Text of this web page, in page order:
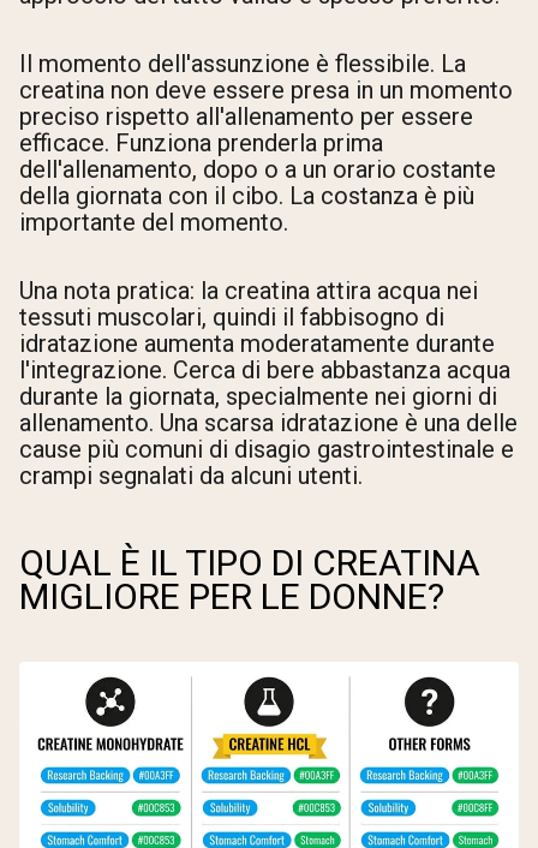
Il momento dell'assunzione è flessibile. La
creatina non deve essere presa in un momento
preciso rispetto all'allenamento per essere
efficace. Funziona prenderla prima
dell'allenamento, dopo o a un orario costante
della giornata con il cibo. La costanza è più
importante del momento.
Una nota pratica: la creatina attira acqua nei
tessuti muscolari, quindi il fabbisogno di
idratazione aumenta moderatamente durante
l'integrazione. Cerca di bere abbastanza acqua
durante la giornata, specialmente nei giorni di
allenamento. Una scarsa idratazione è una delle
cause più comuni di disagio gastrointestinale e
crampi segnalati da alcuni utenti.
QUAL È IL TIPO DI CREATINA
MIGLIORE PER LE DONNE?